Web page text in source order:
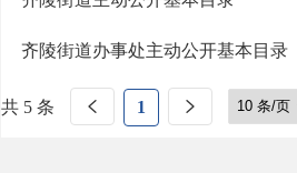
齐陵街道办事处主动公开基本目录
共 5 条 1